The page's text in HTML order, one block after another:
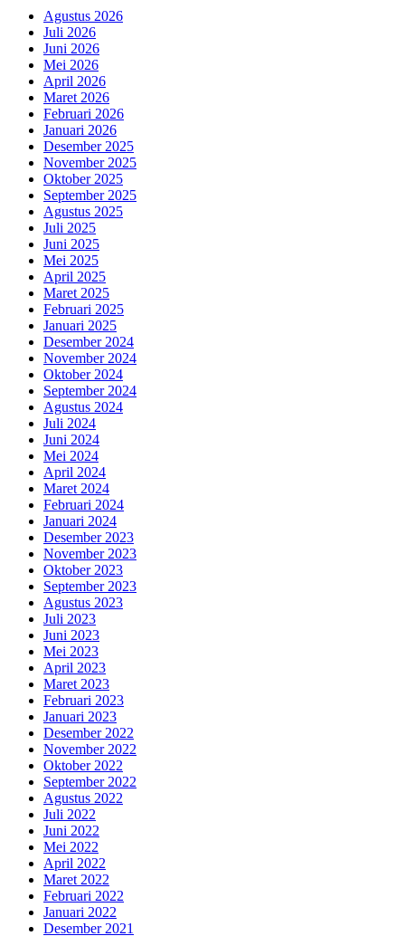
Agustus 2026
Juli 2026
Juni 2026
Mei 2026
April 2026
Maret 2026
Februari 2026
Januari 2026
Desember 2025
November 2025
Oktober 2025
September 2025
Agustus 2025
Juli 2025
Juni 2025
Mei 2025
April 2025
Maret 2025
Februari 2025
Januari 2025
Desember 2024
November 2024
Oktober 2024
September 2024
Agustus 2024
Juli 2024
Juni 2024
Mei 2024
April 2024
Maret 2024
Februari 2024
Januari 2024
Desember 2023
November 2023
Oktober 2023
September 2023
Agustus 2023
Juli 2023
Juni 2023
Mei 2023
April 2023
Maret 2023
Februari 2023
Januari 2023
Desember 2022
November 2022
Oktober 2022
September 2022
Agustus 2022
Juli 2022
Juni 2022
Mei 2022
April 2022
Maret 2022
Februari 2022
Januari 2022
Desember 2021